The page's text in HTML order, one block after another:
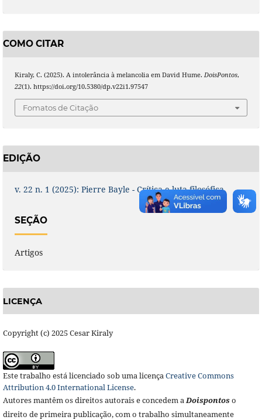
COMO CITAR
Kiraly, C. (2025). A intolerância à melancolia em David Hume. DoisPontos,
22(1). https://doi.org/10.5380/dp.v22i1.97547
Fomatos de Citação
EDIÇÃO
v. 22 n. 1 (2025): Pierre Bayle - Crítica e luta filosófica
SEÇÃO
Artigos
LICENÇA
Copyright (c) 2025 Cesar Kiraly
Este trabalho está licenciado sob uma licençaCreative Commons
Attribution 4.0 International License.
Autores mantêm os direitos autorais e concedem aDoispontoso
direito de primeira publicação, com o trabalho simultaneamente